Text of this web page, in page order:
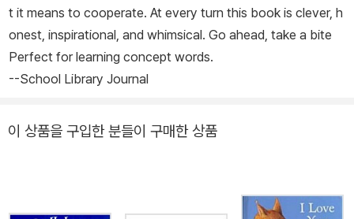
t it means to cooperate. At every turn this book is clever, h
onest, inspirational, and whimsical. Go ahead, take a bite
Perfect for learning concept words.
--School Library Journal
이 상품을 구입한 분들이 구매한 상품